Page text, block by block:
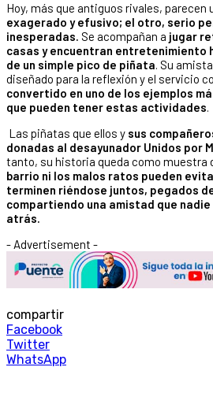
Hoy, más que antiguos rivales, parecen
exagerado y efusivo; el otro, serio
inesperadas. Se acompañan a jugar
casas y encuentran entretenimiento
de un simple pico de piñata. Su
diseñado para la reflexión y el servicio
convertido en uno de los ejemplos
que pueden tener estas actividades.
Las piñatas que ellos y sus
donadas al desayunador Unidos por
tanto, su historia queda como muestra
barrio ni los malos ratos pueden
terminen riéndose juntos, pegados
compartiendo una amistad que
atrás.
- Advertisement -
compartir
Facebook
Twitter
WhatsApp